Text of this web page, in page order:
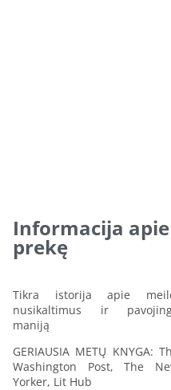
Informacija apie
prekę
Tikra istorija apie
nusikaltimus ir
maniją
GERIAUSIA METŲ KNYGA:
Washington Post, The
Yorker, Lit Hub